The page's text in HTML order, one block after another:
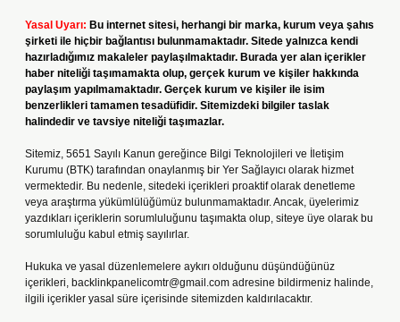
Yasal Uyarı: Bu internet sitesi, herhangi bir marka, kurum veya şahıs
şirketi ile hiçbir bağlantısı bulunmamaktadır. Sitede yalnızca kendi
hazırladığımız makaleler paylaşılmaktadır. Burada yer alan içerikler
haber niteliği taşımamakta olup, gerçek kurum ve kişiler hakkında
paylaşım yapılmamaktadır. Gerçek kurum ve kişiler ile isim
benzerlikleri tamamen tesadüfidir. Sitemizdeki bilgiler taslak
halindedir ve tavsiye niteliği taşımazlar.
Sitemiz, 5651 Sayılı Kanun gereğince Bilgi Teknolojileri ve İletişim
Kurumu (BTK) tarafından onaylanmış bir Yer Sağlayıcı olarak hizmet
vermektedir. Bu nedenle, sitedeki içerikleri proaktif olarak denetleme
veya araştırma yükümlülüğümüz bulunmamaktadır. Ancak, üyelerimiz
yazdıkları içeriklerin sorumluluğunu taşımakta olup, siteye üye olarak bu
sorumluluğu kabul etmiş sayılırlar.
Hukuka ve yasal düzenlemelere aykırı olduğunu düşündüğünüz
içerikleri, backlinkpanelicomtr@gmail.com adresine bildirmeniz halinde,
ilgili içerikler yasal süre içerisinde sitemizden kaldırılacaktır.